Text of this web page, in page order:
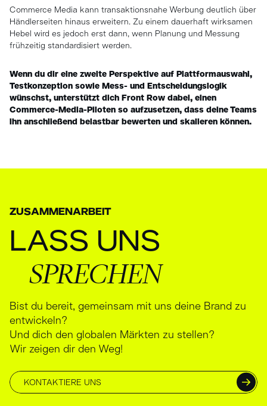
Commerce Media kann transaktionsnahe Werbung deutlich über
Händlerseiten hinaus erweitern. Zu einem dauerhaft wirksamen
Hebel wird es jedoch erst dann, wenn Planung und Messung
frühzeitig standardisiert werden.
Wenn du dir eine zweite Perspektive auf Plattformauswahl,
Testkonzeption sowie Mess- und Entscheidungslogik
wünschst, unterstützt dich Front Row dabei, einen
Commerce-Media-Piloten so aufzusetzen, dass deine Teams
ihn anschließend belastbar bewerten und skalieren können.
ZUSAMMENARBEIT
LASS UNS
SPRECHEN
Bist du bereit, gemeinsam mit uns deine Brand zu
entwickeln?
Und dich den globalen Märkten zu stellen?
Wir zeigen dir den Weg!
KONTAKTIERE UNS